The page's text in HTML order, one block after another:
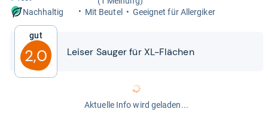
Nachhaltig
Mit Beu­tel Geeig­net für All­er­gi­ker
Gut
2,0 Lei­ser Sau­ger für XL-​​Flä­chen
Aktuelle Info wird geladen...